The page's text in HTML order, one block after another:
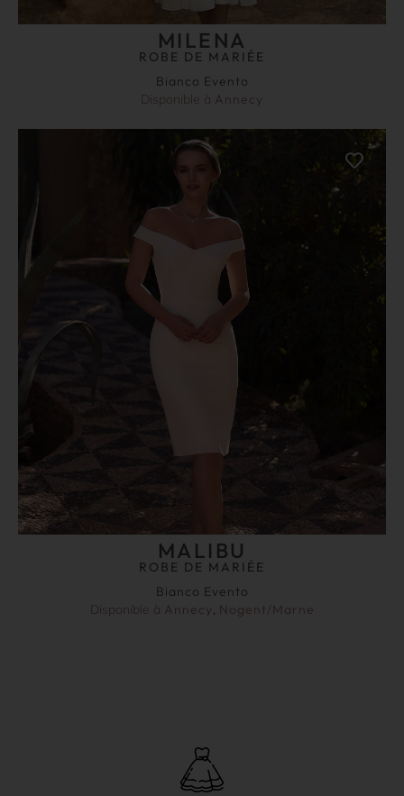
MILENA
ROBE DE MARIÉE
Bianco Evento
Disponible à Annecy
MALIBU
ROBE DE MARIÉE
Bianco Evento
Disponible à Annecy, Nogent/Marne